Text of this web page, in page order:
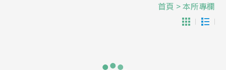
首頁 > 本所專欄